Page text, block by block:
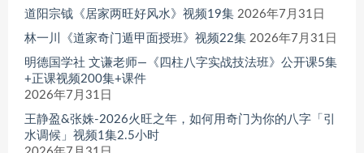
道阳宗钺《居家两旺好风水》视频19集 2026年7月31日
林一川《道家奇门遁甲面授班》视频22集 2026年7月31日
明德国学社 文谦老师—《四柱八字实战技法班》公开课5集
+正课视频200集+课件
2026年7月31日
王静盈&张姝-2026火旺之年，如何用奇门为你的八字「引
水调候」视频1集2.5小时